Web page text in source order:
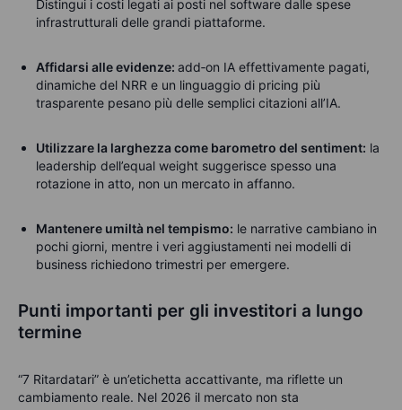
Distingui i costi legati ai posti nel software dalle spese
infrastrutturali delle grandi piattaforme.
Affidarsi alle evidenze: add‑on IA effettivamente pagati,
dinamiche del NRR e un linguaggio di pricing più
trasparente pesano più delle semplici citazioni all’IA.
Utilizzare la larghezza come barometro del sentiment: la
leadership dell’equal weight suggerisce spesso una
rotazione in atto, non un mercato in affanno.
Mantenere umiltà nel tempismo: le narrative cambiano in
pochi giorni, mentre i veri aggiustamenti nei modelli di
business richiedono trimestri per emergere.
Punti importanti per gli investitori a lungo
termine
“7 Ritardatari” è un’etichetta accattivante, ma riflette un
cambiamento reale. Nel 2026 il mercato non sta